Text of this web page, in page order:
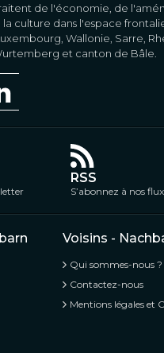
de l'économie, de
culture dans l'espace
Wallonie, Sarre,
et canton de Bâle.
RSS
S’abonnez à nos
Voisins -
Qui sommes-nous ?
Contactez-nous
Mentions légales et